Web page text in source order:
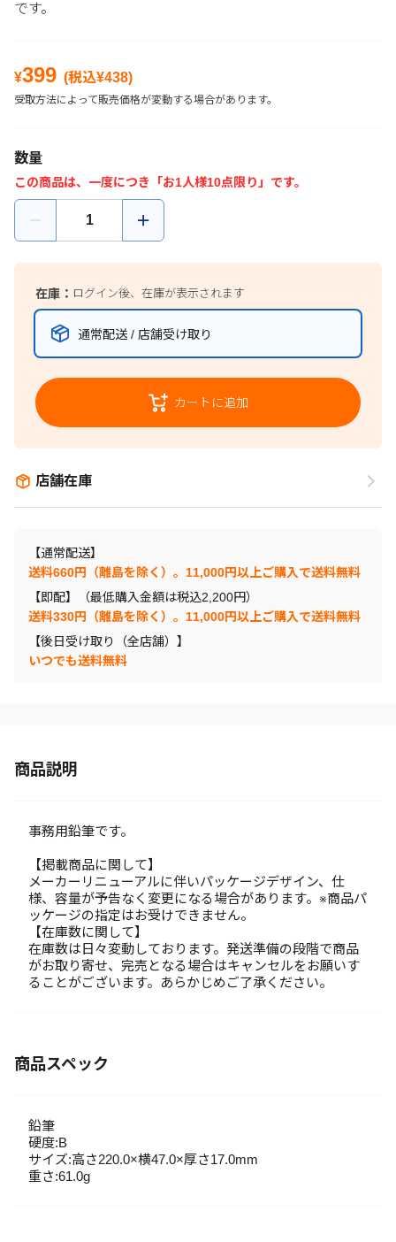
です。
¥399 (税込¥438)
受取方法によって販売価格が変動する場合があります。
数量
この商品は、一度につき「お1人様10点限り」です。
在庫： ログイン後、在庫が表示されます
通常配送 / 店舗受け取り
カートに追加
店舗在庫
【通常配送】
送料660円（離島を除く）。11,000円以上ご購入で送料無料
【即配】（最低購入金額は税込2,200円）
送料330円（離島を除く）。11,000円以上ご購入で送料無料
【後日受け取り（全店舗）】
いつでも送料無料
商品説明
事務用鉛筆です。
【掲載商品に関して】
メーカーリニューアルに伴いパッケージデザイン、仕
様、容量が予告なく変更になる場合があります。※商品パ
ッケージの指定はお受けできません。
【在庫数に関して】
在庫数は日々変動しております。発送準備の段階で商品
がお取り寄せ、完売となる場合はキャンセルをお願いす
ることがございます。あらかじめご了承ください。
商品スペック
鉛筆
硬度:B
サイズ:高さ220.0×横47.0×厚さ17.0mm
重さ:61.0g